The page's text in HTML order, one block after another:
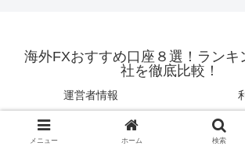
海外FXおすすめ口座８選！ランキ
社を徹底比較！
運営者情報
引用・転載について
プライ
免責事項について
メニュー ホーム 検索